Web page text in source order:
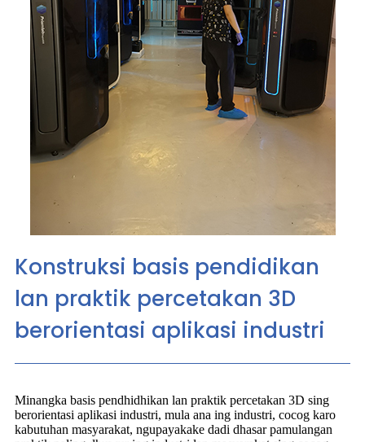
Konstruksi basis pendidikan
lan praktik percetakan 3D
berorientasi aplikasi industri
Minangka basis pendhidhikan lan praktik percetakan 3D sing
berorientasi aplikasi industri, mula ana ing industri, cocog karo
kabutuhan masyarakat, ngupayakake dadi dhasar pamulangan